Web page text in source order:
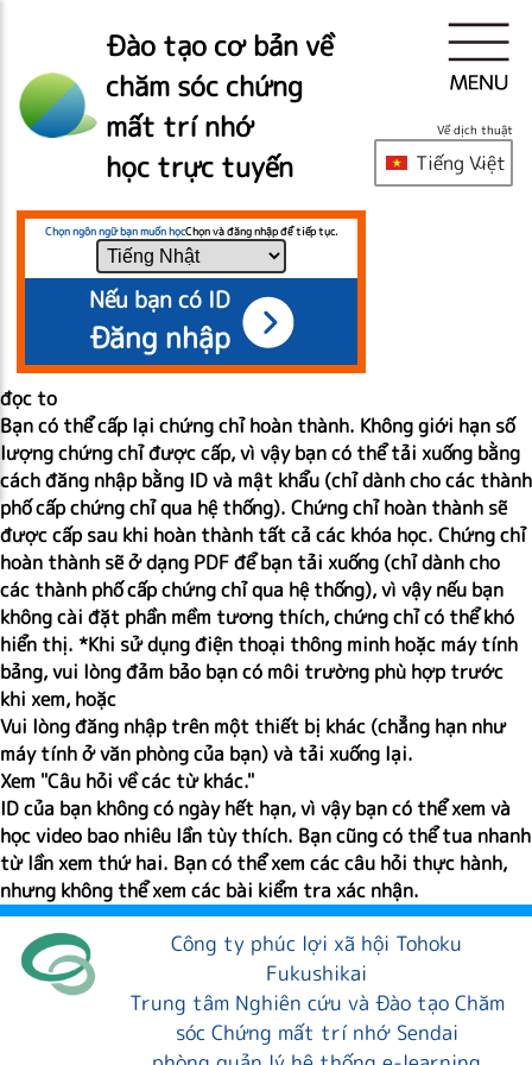
Đào tạo cơ bản về
chăm sóc chứng
mất trí nhớ
học trực tuyến
Chọn ngôn ngữ bạn muốn họcChọn và đăng nhập để tiếp tục.
Nếu bạn có ID
Đăng nhập
đọc to
Về dịch thuật
Tiếng Việt
Bạn có thể cấp lại chứng chỉ hoàn thành. Không giới hạn số
lượng chứng chỉ được cấp, vì vậy bạn có thể tải xuống bằng
cách đăng nhập bằng ID và mật khẩu (chỉ dành cho các thành
phố cấp chứng chỉ qua hệ thống). Chứng chỉ hoàn thành sẽ
được cấp sau khi hoàn thành tất cả các khóa học. Chứng chỉ
hoàn thành sẽ ở dạng PDF để bạn tải xuống (chỉ dành cho
các thành phố cấp chứng chỉ qua hệ thống), vì vậy nếu bạn
không cài đặt phần mềm tương thích, chứng chỉ có thể khó
hiển thị. *Khi sử dụng điện thoại thông minh hoặc máy tính
bảng, vui lòng đảm bảo bạn có môi trường phù hợp trước
khi xem, hoặc
Vui lòng đăng nhập trên một thiết bị khác (chẳng hạn như
máy tính ở văn phòng của bạn) và tải xuống lại.
Xem "Câu hỏi về các từ khác."
ID của bạn không có ngày hết hạn, vì vậy bạn có thể xem và
học video bao nhiêu lần tùy thích. Bạn cũng có thể tua nhanh
từ lần xem thứ hai. Bạn có thể xem các câu hỏi thực hành,
nhưng không thể xem các bài kiểm tra xác nhận.
Công ty phúc lợi xã hội Tohoku
Fukushikai
Trung tâm Nghiên cứu và Đào tạo Chăm
sóc Chứng mất trí nhớ Sendai